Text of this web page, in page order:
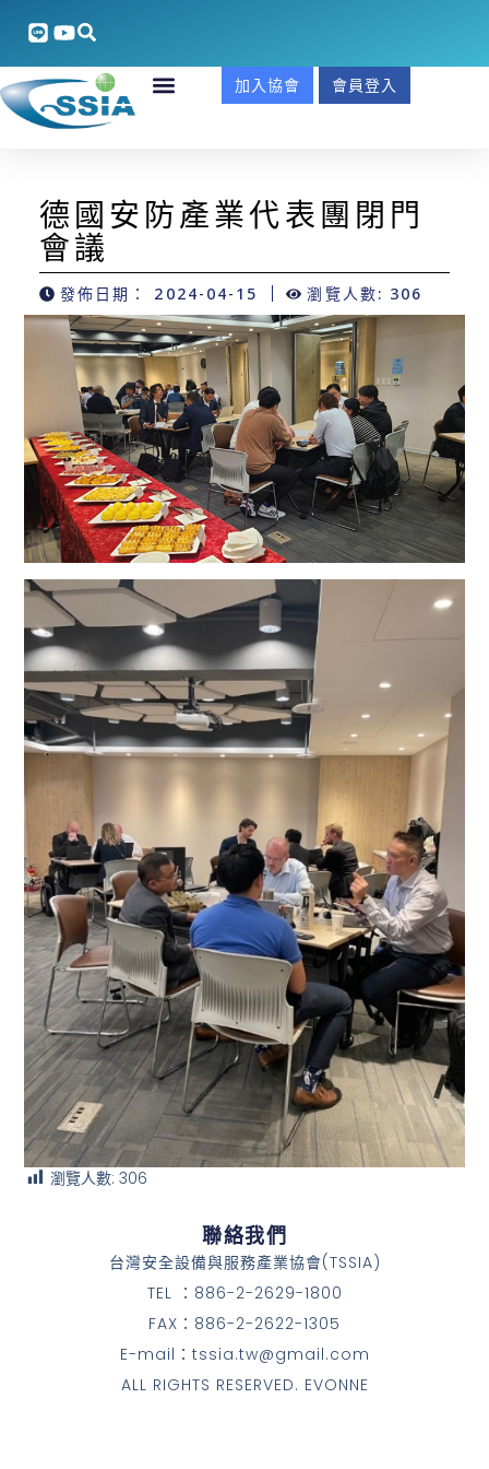
加入協會 會員登入
德國安防產業代表團閉門
會議
發佈日期： 2024-04-15 瀏覽人數: 306
瀏覽人數: 306
聯絡我們
台灣安全設備與服務產業協會(TSSIA)
TEL ：886-2-2629-1800
FAX：886-2-2622-1305
E-mail：tssia.tw@gmail.com
ALL RIGHTS RESERVED. EVONNE